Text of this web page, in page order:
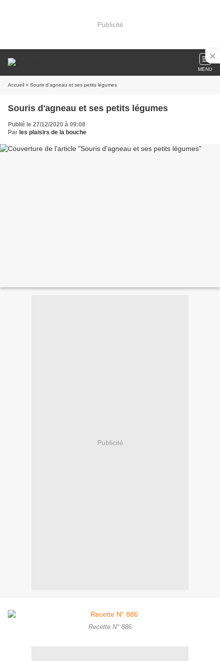
Publicité
MENU
Accueil » Souris d'agneau et ses petits légumes
Souris d'agneau et ses petits légumes
Publié le 27/12/2020 à 09:08
Par les plaisirs de la bouche
Publicité
Recette N° 886